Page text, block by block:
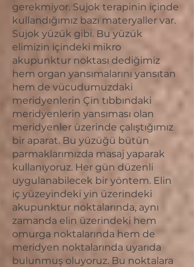
gerekmiyor. Sujok terapinin içinde
kullandığımız bazı materyaller var.
Sujok yüzük gibi. Bu yüzük
elimizin içindeki mikro
akupunktur noktası dediğimiz
hem organ yansımalarını yansıtan
hem de vücudumuzdaki
meridyenlerin Çin tıbbındaki
meridyenlerin yansıması olan
meridyenler üzerinde çalıştığımız
bir aparat. Bu yüzüğü bütün
parmaklarımızda masaj yaparak
kullanıyoruz. Her gün düzenli
uygulanabilecek bir yöntem. Elin
iç yüzeyindeki yin üzerindeki
akupunktur noktalarında, aynı
zamanda elin üzerindeki hem
omurga noktalarında hem de
meridyen noktalarında uyarıda
bulunmuş oluyoruz. Bu noktalara